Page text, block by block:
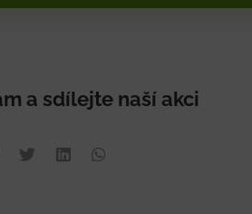
a sdílejte naší akci